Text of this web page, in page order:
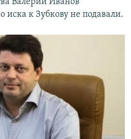
иска к Зубкову не подавали.